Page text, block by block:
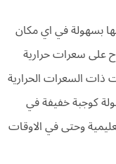
بسهولة في اي مكان
على سعرات حرارية
ذات السعرات الحرارية
كوجبة خفيفة في
وحتى في الاوقات